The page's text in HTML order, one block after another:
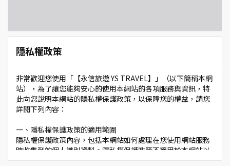
隱私權政策
非常歡迎您使用「【永信旅遊 YS TRAVEL】」（以下簡稱本網
站），為了讓您能夠安心的使用本網站的各項服務與資訊，特
此向您說明本網站的隱私權保護政策，以保障您的權益，請您
詳閱下列內容：
一、隱私權保護政策的適用範圍
隱私權保護政策內容，包括本網站如何處理在您使用網站服務
時收集到的個人識別資料。隱私權保護政策不適用於本網站以
外的相關連結網站，也不適用於非本網站所委託或參與管理的